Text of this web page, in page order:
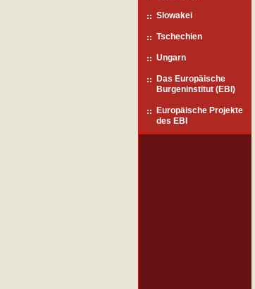
Slowakei
Tschechien
Ungarn
Das Europäische
Burgeninstitut (EBI)
Europäische Projekte
des EBI